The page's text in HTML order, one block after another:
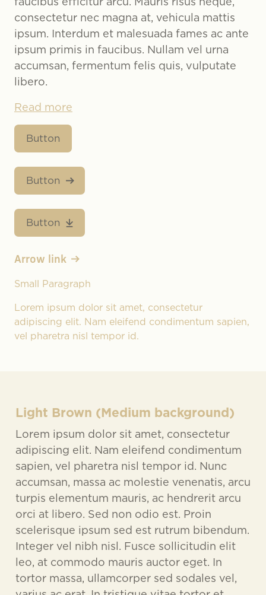
consectetur nec magna at, vehicula mattis
ipsum. Interdum et malesuada fames ac ante
ipsum primis in faucibus. Nullam vel urna
accumsan, fermentum felis quis, vulputate
libero.
Read more
Button
Button
Button
Arrow link
Small Paragraph
Lorem ipsum dolor sit amet, consectetur
adipiscing elit. Nam eleifend condimentum sapien,
vel pharetra nisl tempor id.
Light Brown (Medium background)
Lorem ipsum dolor sit amet, consectetur
adipiscing elit. Nam eleifend condimentum
sapien, vel pharetra nisl tempor id. Nunc
accumsan, massa ac molestie venenatis, arcu
turpis elementum mauris, ac hendrerit arcu
orci at libero. Sed non odio est. Proin
scelerisque ipsum sed est rutrum bibendum.
Integer vel nibh nisl. Fusce sollicitudin elit
leo, at commodo mauris auctor eget. In
tortor massa, ullamcorper sed sodales vel,